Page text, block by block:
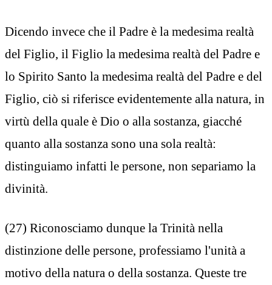
Dicendo invece che il Padre è la medesima realtà
del Figlio, il Figlio la medesima realtà del Padre e
lo Spirito Santo la medesima realtà del Padre e del
Figlio, ciò si riferisce evidentemente alla natura, in
virtù della quale è Dio o alla sostanza, giacché
quanto alla sostanza sono una sola realtà:
distinguiamo infatti le persone, non separiamo la
divinità.
(27) Riconosciamo dunque la Trinità nella
distinzione delle persone, professiamo l'unità a
motivo della natura o della sostanza. Queste tre